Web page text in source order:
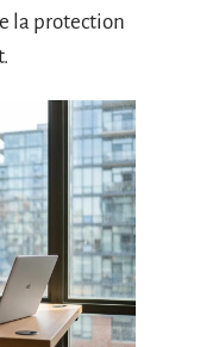
la protection